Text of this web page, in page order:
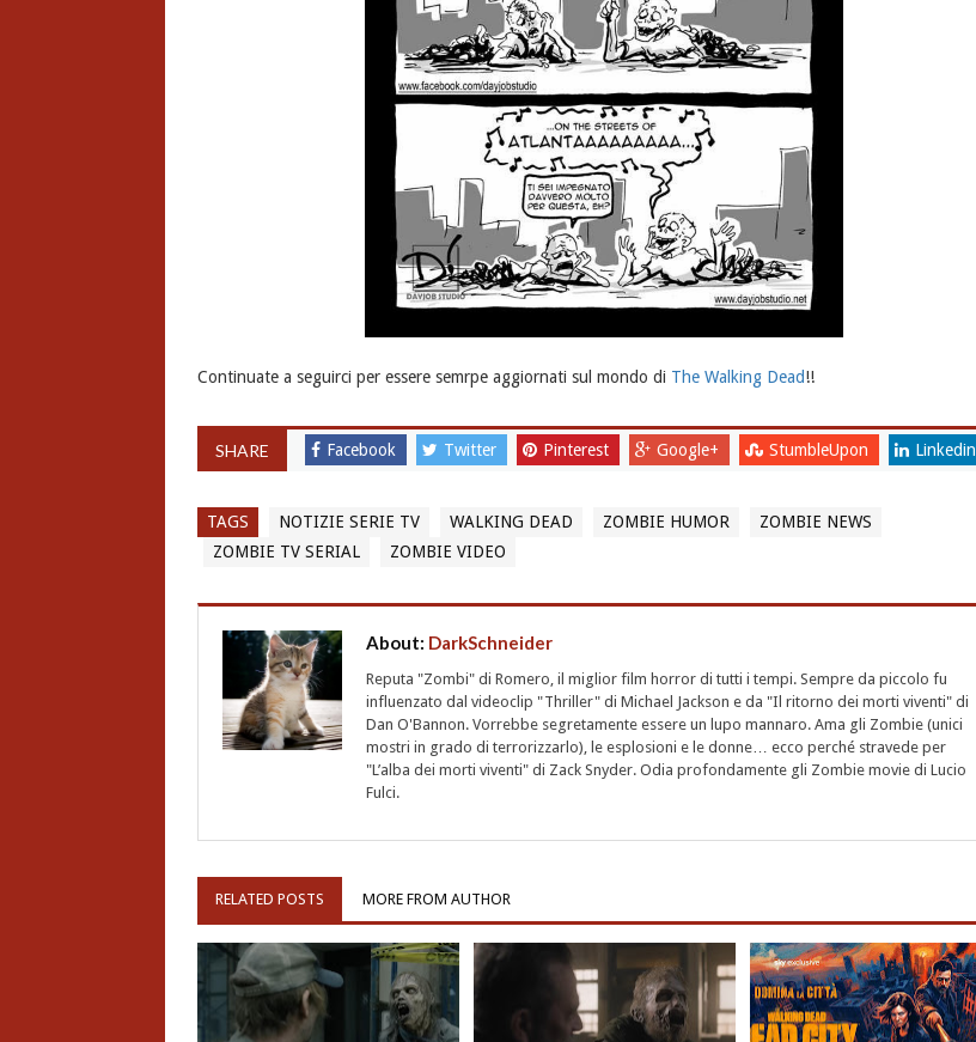
Continuate a seguirci per essere semrpe aggiornati sul mondo di The Walking Dead!!
SHARE Facebook Twitter Pinterest Google+ StumbleUpon Linkedin
TAGS NOTIZIE SERIE TV WALKING DEAD ZOMBIE HUMOR
ZOMBIE NEWS
ZOMBIE TV SERIAL
ZOMBIE VIDEO
About: DarkSchneider
Reputa "Zombi" di Romero, il miglior film horror di tutti i tempi. Sempre da piccolo fu
influenzato dal videoclip "Thriller" di Michael Jackson e da "Il ritorno dei morti viventi" di
Dan O'Bannon. Vorrebbe segretamente essere un lupo mannaro. Ama gli Zombie (unici
mostri in grado di terrorizzarlo), le esplosioni e le donne… ecco perché stravede per
"L’alba dei morti viventi" di Zack Snyder. Odia profondamente gli Zombie movie di Lucio
Fulci.
RELATED POSTS MORE FROM AUTHOR